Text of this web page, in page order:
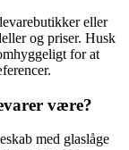
eller
og priser. Husk
for at
være?
med glaslåge